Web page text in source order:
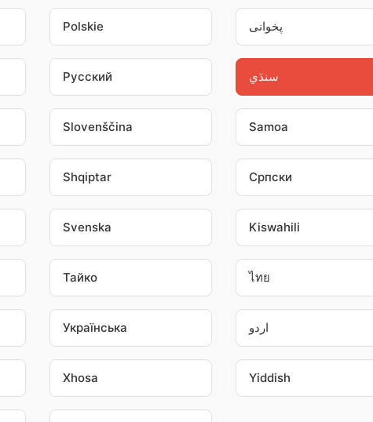
Polskie پخوانی
Pусский سنڌي
Slovenščina Samoa
Shqiptar Српски
Svenska Kiswahili
Тайко ไทย
Українська اردو
Xhosa Yiddish